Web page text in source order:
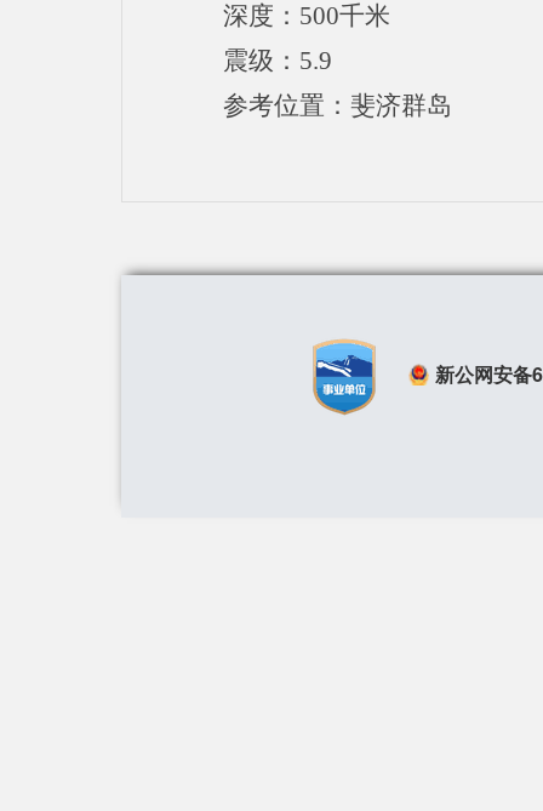
深度：500千米
震级：5.9
参考位置：斐济群岛
新公网安备